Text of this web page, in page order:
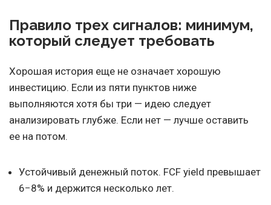
Правило трех сигналов: минимум,
который следует требовать
Хорошая история еще не означает хорошую
инвестицию. Если из пяти пунктов ниже
выполняются хотя бы три — идею следует
анализировать глубже. Если нет — лучше оставить
ее на потом.
Устойчивый денежный поток. FCF yield превышает
6−8% и держится несколько лет.